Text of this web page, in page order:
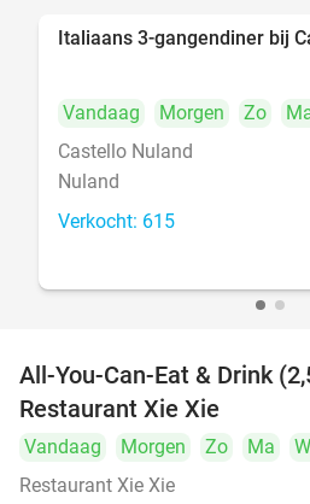
Italiaans 3-gangendiner bij
Vandaag Morgen Zo
Castello Nuland
Nuland
Verkocht: 615
All-You-Can-Eat & Drink
Restaurant Xie Xie
Vandaag Morgen Zo Ma
Restaurant Xie Xie